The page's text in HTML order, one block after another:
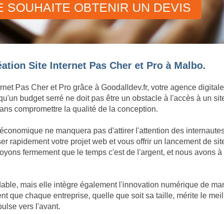
SOUHAITE OBTENIR UN DEVIS
Site Internet Pas Cher et Pro à Malbo.
Pas Cher et Pro grâce à Goodalldev.fr, votre agence
budget serré ne doit pas être un obstacle à l'accès à un
compromettre la qualité de la conception.
ne manquera pas d'attirer l'attention des
rapidement votre projet web et vous offrir un lancement de
fermement que le temps c'est de l'argent, et nous avons
mais elle intègre également l'innovation numérique de
que chaque entreprise, quelle que soit sa taille, mérite le
vers l'avant.